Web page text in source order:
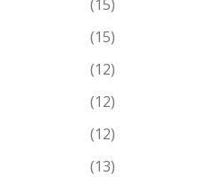
(15)
(15)
(12)
(12)
(12)
(13)